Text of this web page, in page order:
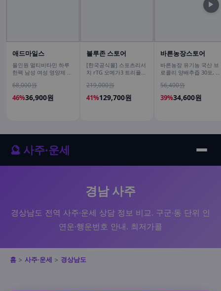
애드마일스
올인원 멀티비타민 하루
한팩 남성 여성 영양제 오
68,000원
46%36,900원
블루존 스토어
[한국공식몰] 스포츠리서
치 rTG 오메가3 트리플
태 180정, 2개
219,000원
41%129,700원
바른농장스토어
바른농장 유기농 국산 브
로콜리 양배추즙 30포, 1
56,400원
39%34,600원
▶
🔮 사주·운세
경남 사주
경상남도 전역 사주·운세 상담 정보 비교. 구군·동 단위 인
연운·행운번호 안내. 최저가콜
홈 > 사주·운세 > 경상남도